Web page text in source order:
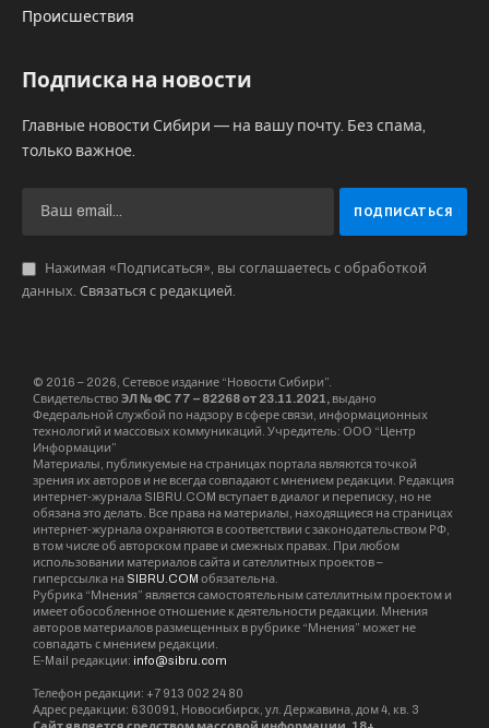
Происшествия
Подписка на новости
Главные новости Сибири — на вашу почту. Без спама,
только важное.
Нажимая «Подписаться», вы соглашаетесь с обработкой
данных. Связаться с редакцией.
© 2016 – 2026, Сетевое издание “Новости Сибири”.
Свидетельство ЭЛ № ФС 77 – 82268 от 23.11.2021, выдано
Федеральной службой по надзору в сфере связи, информационных
технологий и массовых коммуникаций. Учредитель: ООО “Центр
Информации”
Материалы, публикуемые на страницах портала являются точкой
зрения их авторов и не всегда совпадают с мнением редакции. Редакция
интернет-журнала SIBRU.COM вступает в диалог и переписку, но не
обязана это делать. Все права на материалы, находящиеся на страницах
интернет-журнала охраняются в соответствии с законодательством РФ,
в том числе об авторском праве и смежных правах. При любом
использовании материалов сайта и сателлитных проектов –
гиперссылка на SIBRU.COM обязательна.
Рубрика “Мнения” является самостоятельным сателлитным проектом и
имеет обособленное отношение к деятельности редакции. Мнения
авторов материалов размещенных в рубрике “Мнения” может не
совпадать с мнением редакции.
E-Mail редакции: info@sibru.com
Телефон редакции: +7 913 002 24 80
Адрес редакции: 630091, Новосибирск, ул. Державина, дом 4, кв. 3